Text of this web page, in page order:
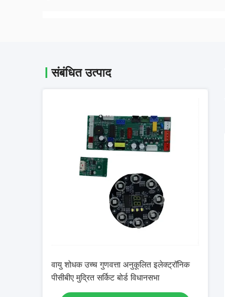
संबंधित उत्पाद
वायु शोधक उच्च गुणवत्ता अनुकूलित इलेक्ट्रॉनिक
पीसीबीए मुद्रित सर्किट बोर्ड विधानसभा